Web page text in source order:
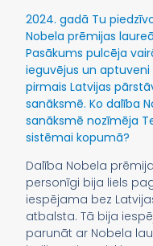
2024. gadā Tu
Nobela prēmijas
Pasākums pulcēja
ieguvējus un
pirmais Latvijas
sanāksmē. Ko dalība
sanāksmē nozīmēja
sistēmai kopumā?
Dalība Nobela
personīgi bija liels
iespējama bez
atbalsta. Tā bija
parunāt ar Nobela